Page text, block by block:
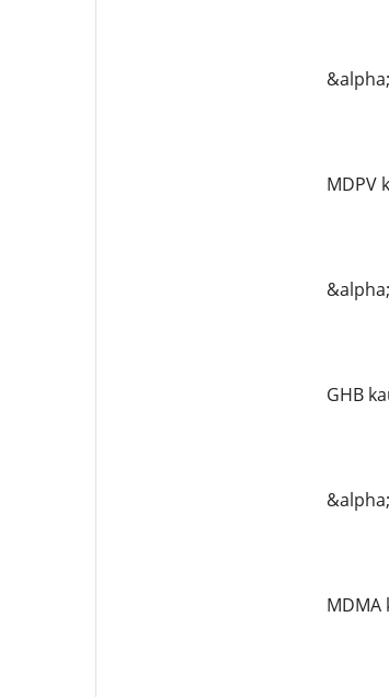
MDPV
GHB
MDMA